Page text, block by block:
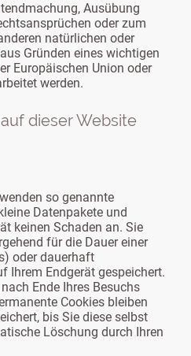
Ausübung
oder zum
natürlichen oder
Gründen eines wichtigen
Europäischen Union oder
werden.
dieser Website
so genannte
Datenpakete und
keinen Schaden an. Sie
für die Dauer einer
oder dauerhaft
Ihrem Endgerät gespeichert.
Ende Ihres Besuchs
Cookies bleiben
bis Sie diese selbst
Löschung durch Ihren